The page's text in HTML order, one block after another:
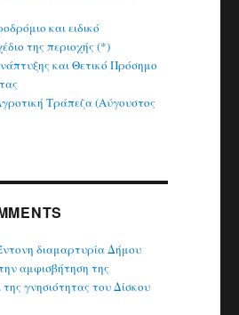
και ειδικό
της περιοχής (*)
και Θετικό Πρόσημο
Τράπεζα (Αύγουστος
διαμαρτυρία Δήμου
αμφισβήτηση της
γνησιότητας του Δίσκου